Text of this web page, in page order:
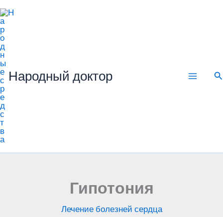
Перейти
к
содержимому
Народный доктор
Гипотония
Лечение болезней сердца